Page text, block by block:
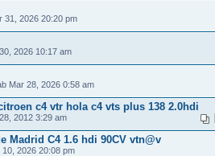
31, 2026 20:20 pm
2026 10:17 am
Mar 28, 2026 0:58 am
c4 vtr hola c4 vts plus 138 2.0hdi
2012 3:29 am
Madrid C4 1.6 hdi 90CV vtn@v
2026 20:08 pm